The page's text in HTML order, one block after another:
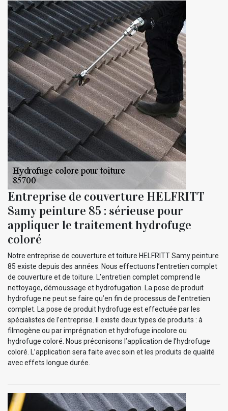
Entreprise de couverture HELFRITT
Samy peinture 85 : sérieuse pour
appliquer le traitement hydrofuge
coloré
Notre entreprise de couverture et toiture HELFRITT Samy peinture
85 existe depuis des années. Nous effectuons l’entretien complet
de couverture et de toiture. L’entretien complet comprend le
nettoyage, démoussage et hydrofugation. La pose de produit
hydrofuge ne peut se faire qu’en fin de processus de l’entretien
complet. La pose de produit hydrofuge est effectuée par les
spécialistes de l’entreprise. Il existe deux types de produits : à
filmogène ou par imprégnation et hydrofuge incolore ou
hydrofuge coloré. Nous préconisons l’application de l’hydrofuge
coloré. L’application sera faite avec soin et les produits de qualité
avec effets longue durée.